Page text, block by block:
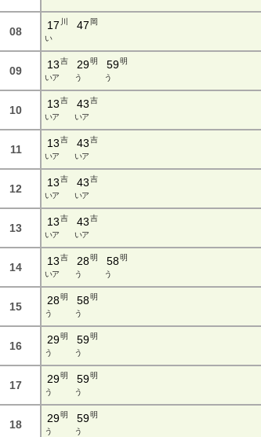
08 17 川
い
47 岡
09 13吉
い ア
29明
う
59明
う
10 13吉
い ア
43吉
い ア
11 13吉
い ア
43吉
い ア
12 13吉
い ア
43吉
い ア
13 13吉
い ア
43吉
い ア
14 13吉
い ア
28明
う
58明
う
15 28明
う
58明
う
16 29明
う
59明
う
17 29明
う
59明
う
18 29明
う
59明
う